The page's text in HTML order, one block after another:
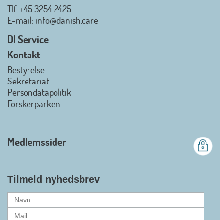
Danish.Care - Branchen for
hjælpemidler og
Danish.Care fra den 01. juli 2026
officielt kan kalde sig for
medlemsforening i DI - Dansk
gennemslagskraft og skabe
hjælpemidler samt give
medlemmerne adgang til en
Tlf. +45 3254 2425
E-mail: info@danish.care
DI Service
Kontakt
Bestyrelse
Sekretariat
Persondatapolitik
Forskerparken
Medlemssider
Tilmeld nyhedsbrev